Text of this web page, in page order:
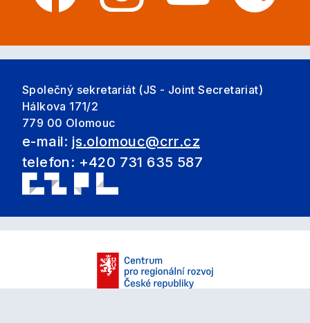
Společný sekretariát (JS - Joint Secretariat)
Hálkova 171/2
779 00 Olomouc
e-mail: js.olomouc@crr.cz
telefon: +420 731 635 587